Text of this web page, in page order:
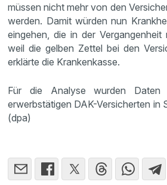
müssen nicht mehr von den
werden. Damit würden nun
eingehen, die in der Vergangenheit
weil die gelben Zettel bei den
erklärte die Krankenkasse.
Für die Analyse wurden
erwerbstätigen DAK-Versicherten in
(dpa)